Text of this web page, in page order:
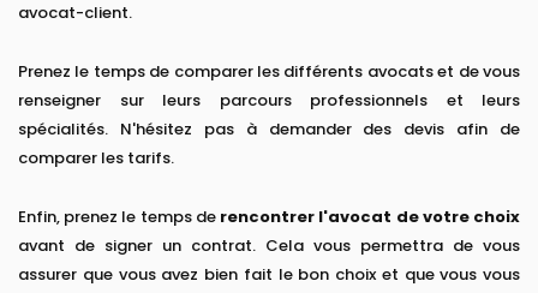
avocat-client.
Prenez le temps de comparer les différents avocats et de vous
renseigner sur leurs parcours professionnels et leurs
spécialités. N'hésitez pas à demander des devis afin de
comparer les tarifs.
Enfin, prenez le temps de rencontrer l'avocat de votre choix
avant de signer un contrat. Cela vous permettra de vous
assurer que vous avez bien fait le bon choix et que vous vous